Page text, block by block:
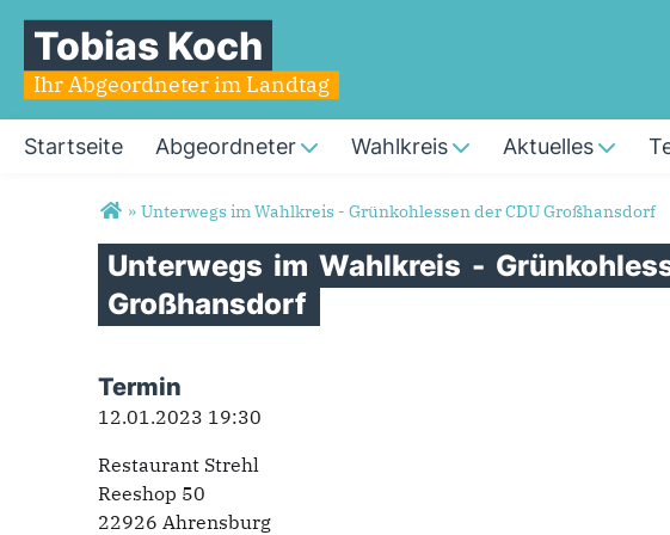
Tobias Koch
Ihr Abgeordneter im Landtag
Startseite Abgeordneter Wahlkreis Aktuelles
Sie sind hier
» Unterwegs im Wahlkreis - Grünkohlessen der CDU Großhansdorf
Unterwegs im Wahlkreis -
Großhansdorf
Termin
12.01.2023 19:30
Restaurant Strehl
Reeshop 50
22926 Ahrensburg